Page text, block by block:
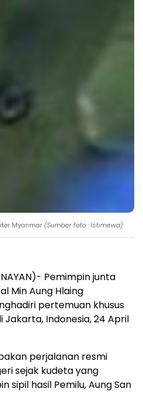
Myanmar (Sumber foto : Istimewa)
Pemimpin junta
Min Aung Hlaing
pertemuan khusus
Jakarta, Indonesia, 24 April
perjalanan resmi
sejak kudeta yang
sipil hasil Pemilu, Aung San